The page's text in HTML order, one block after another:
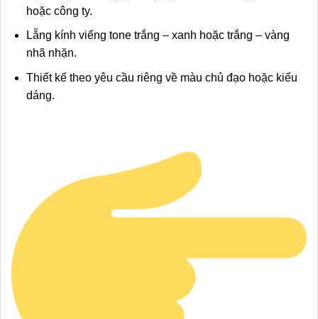
hoặc công ty.
Lẵng kính viếng tone trắng – xanh hoặc trắng – vàng
nhã nhặn.
Thiết kế theo yêu cầu riêng về màu chủ đạo hoặc kiểu
dáng.